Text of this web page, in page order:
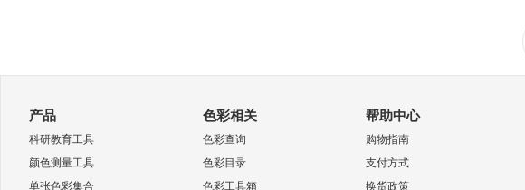
产品
科研教育工具
颜色测量工具
单张色彩集合
色彩相关
色彩查询
色彩目录
色彩工具箱
帮助中心
购物指南
支付方式
换货政策